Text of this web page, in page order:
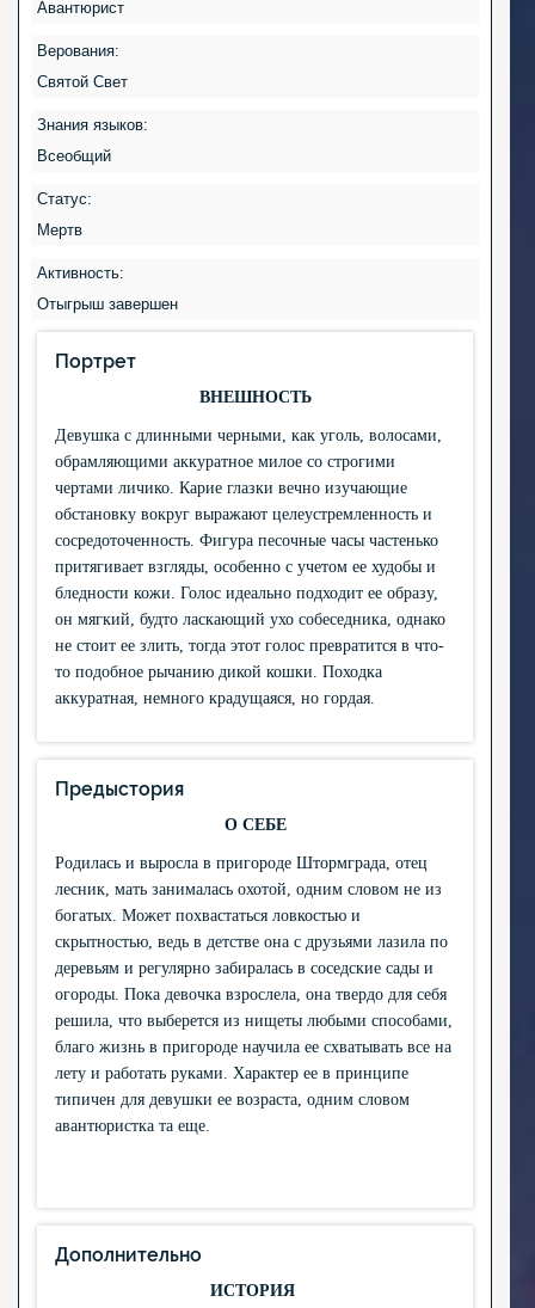
Авантюрист
Верования:
Святой Свет
Знания языков:
Всеобщий
Статус:
Мертв
Активность:
Отыгрыш завершен
Портрет
ВНЕШНОСТЬ
Девушка с длинными черными, как уголь, волосами,
обрамляющими аккуратное милое со строгими
чертами личико. Карие глазки вечно изучающие
обстановку вокруг выражают целеустремленность и
сосредоточенность. Фигура песочные часы частенько
притягивает взгляды, особенно с учетом ее худобы и
бледности кожи. Голос идеально подходит ее образу,
он мягкий, будто ласкающий ухо собеседника, однако
не стоит ее злить, тогда этот голос превратится в что-
то подобное рычанию дикой кошки. Походка
аккуратная, немного крадущаяся, но гордая.
Предыстория
О СЕБЕ
Родилась и выросла в пригороде Штормграда, отец
лесник, мать занималась охотой, одним словом не из
богатых. Может похвастаться ловкостью и
скрытностью, ведь в детстве она с друзьями лазила по
деревьям и регулярно забиралась в соседские сады и
огороды. Пока девочка взрослела, она твердо для себя
решила, что выберется из нищеты любыми способами,
благо жизнь в пригороде научила ее схватывать все на
лету и работать руками. Характер ее в принципе
типичен для девушки ее возраста, одним словом
авантюристка та еще.
Дополнительно
ИСТОРИЯ